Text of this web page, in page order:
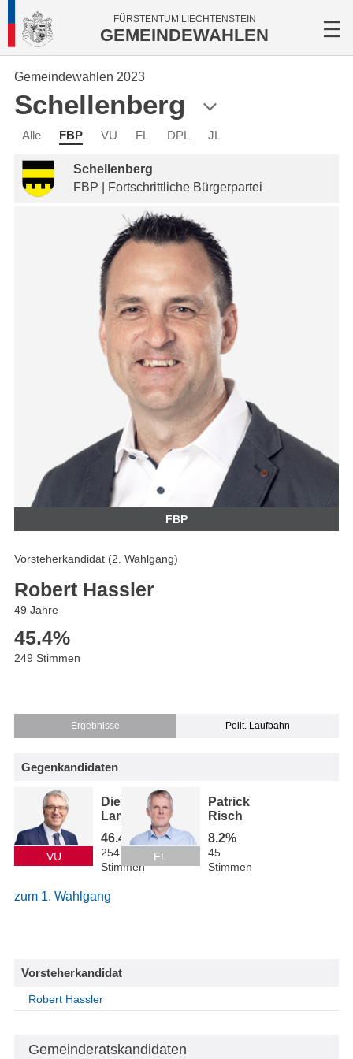
FÜRSTENTUM LIECHTENSTEIN
GEMEINDEWAHLEN
Gemeindewahlen 2023
Schellenberg
Alle FBP VU FL DPL JL
Schellenberg
FBP | Fortschrittliche Bürgerpartei
FBP
Vorsteherkandidat (2. Wahlgang)
Robert Hassler
49 Jahre
45.4%
249 Stimmen
Ergebnisse Polit. Laufbahn
Gegenkandidaten
VU
Dietmar
Lampert
46.4%
254
Stimmen
FL
Patrick
Risch
8.2%
45
Stimmen
zum 1. Wahlgang
Vorsteherkandidat
Robert Hassler
Gemeinderatskandidaten